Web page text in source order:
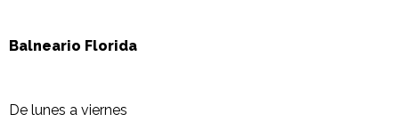
Balneario Florida
De lunes a viernes